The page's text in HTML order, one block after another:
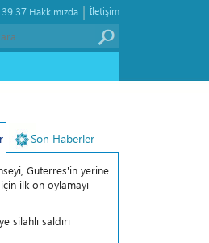
İletişim
|
Hakkımızda
Son Haberler
Guterres'in yerine
ilk ön oylamayı
silahlı saldırı